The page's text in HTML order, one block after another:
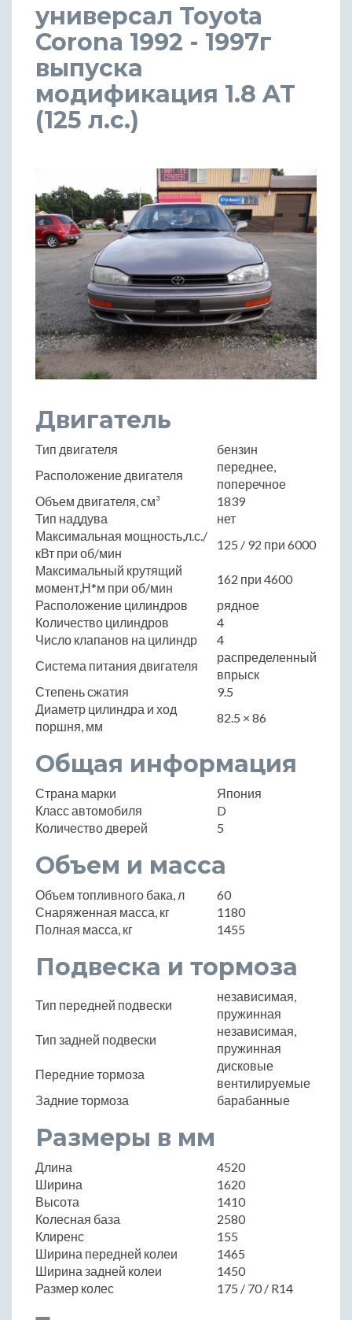
универсал Toyota
Corona 1992 - 1997г
выпуска
модификация 1.8 AT
(125 л.с.)
Двигатель
Тип двигателя
бензин
Расположение двигателя
переднее,
поперечное
Объем двигателя, см³
1839
Тип наддува
нет
Максимальная мощность,л.с./
кВт при об/мин
125 / 92 при 6000
Максимальный крутящий
момент,Н*м при об/мин
162 при 4600
Расположение цилиндров
рядное
Количество цилиндров
4
Число клапанов на цилиндр
4
Система питания двигателя
распределенный
впрыск
Степень сжатия
9.5
Диаметр цилиндра и ход
поршня, мм
82.5 × 86
Общая информация
Страна марки
Япония
Класс автомобиля
D
Количество дверей
5
Объем и масса
Объем топливного бака, л
60
Снаряженная масса, кг
1180
Полная масса, кг
1455
Подвеска и тормоза
Тип передней подвески
независимая,
пружинная
Тип задней подвески
независимая,
пружинная
Передние тормоза
дисковые
вентилируемые
Задние тормоза
барабанные
Размеры в мм
Длина
4520
Ширина
1620
Высота
1410
Колесная база
2580
Клиренс
155
Ширина передней колеи
1465
Ширина задней колеи
1450
Размер колес
175 / 70 / R14